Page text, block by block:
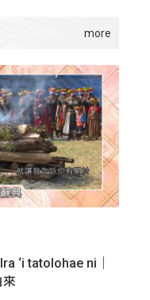
‘i tatolohae ni｜
來